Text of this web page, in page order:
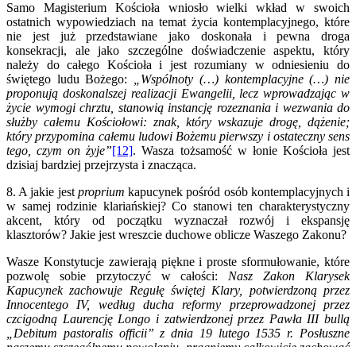
Samo Magisterium Kościoła wniosło wielki wkład w swoich
ostatnich wypowiedziach na temat życia kontemplacyjnego, które
nie jest już przedstawiane jako doskonała i pewna droga
konsekracji, ale jako szczególne doświadczenie aspektu, który
należy do całego Kościoła i jest rozumiany w odniesieniu do
świętego ludu Bożego:
„Wspólnoty (…) kontemplacyjne (…) nie
proponują doskonalszej realizacji Ewangelii, lecz wprowadzając w
życie wymogi chrztu, stanowią instancję rozeznania i wezwania do
służby całemu Kościołowi: znak, który wskazuje drogę, dążenie;
który przypomina całemu ludowi Bożemu pierwszy i ostateczny sens
tego, czym on żyje”[12]. Wasza tożsamość w łonie Kościoła jest
dzisiaj bardziej przejrzysta i znacząca.
8. A jakie jest proprium kapucynek pośród osób kontemplacyjnych i
w samej rodzinie klariańskiej? Co stanowi ten charakterystyczny
akcent, który od początku wyznaczał rozwój i ekspansję
klasztorów? Jakie jest wreszcie duchowe oblicze Waszego Zakonu?
Wasze Konstytucje zawierają piękne i proste sformułowanie, które
pozwolę sobie przytoczyć w całości: Nasz Zakon Klarysek
Kapucynek zachowuje Regułę świętej Klary, potwierdzoną przez
Innocentego IV, według ducha reformy przeprowadzonej przez
czcigodną Laurencję Longo i zatwierdzonej przez Pawła III bullą
„Debitum pastoralis officii” z dnia 19 lutego 1535 r. Posłuszne